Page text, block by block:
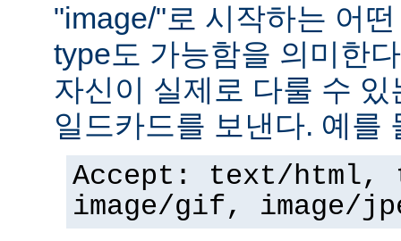
"image/"로 시작하는 어
type도 가능함을 의미한
자신이 실제로 다룰 수
일드카드를 보낸다. 예를
Accept: text/
image/gif, image/